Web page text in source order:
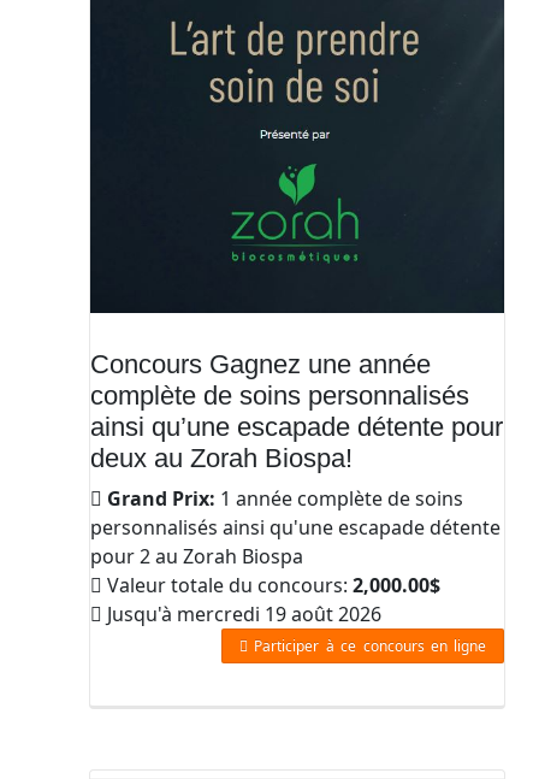
Concours Gagnez une année
complète de soins personnalisés
ainsi qu’une escapade détente pour
deux au Zorah Biospa!
Grand Prix: 1 année complète de soins
personnalisés ainsi qu'une escapade détente
pour 2 au Zorah Biospa
Valeur totale du concours: 2,000.00$
Jusqu'à mercredi 19 août 2026
Participer à ce concours en ligne